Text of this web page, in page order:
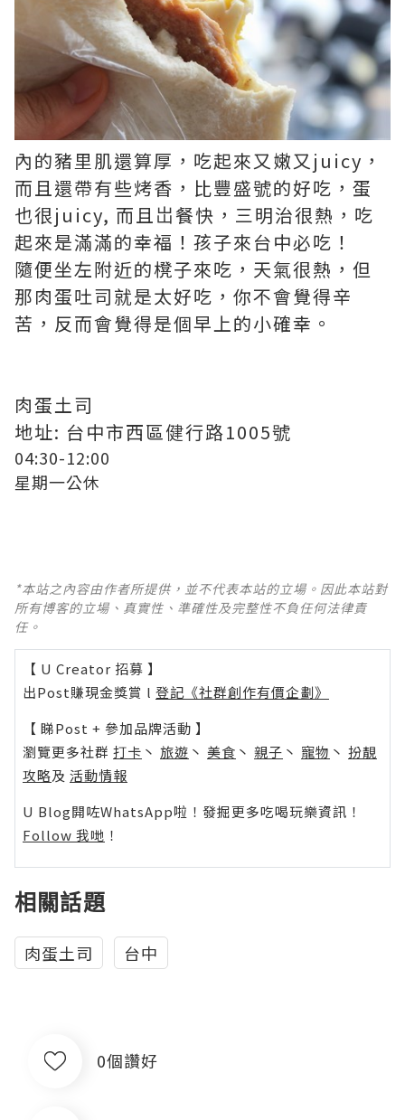
內的豬里肌還算厚，吃起來又嫩又juicy，
而且還帶有些烤香，比豐盛號的好吃，蛋
也很juicy, 而且岀餐快，三明治很熱，吃
起來是滿滿的幸福！孩子來台中必吃！
隨便坐左附近的櫈子來吃，天氣很熱，但
那肉蛋吐司就是太好吃，你不會覺得辛
苦，反而會覺得是個早上的小確幸。
肉蛋土司
地址: 台中市西區健行路1005號
04:30-12:00
星期一公休
*本站之內容由作者所提供，並不代表本站的立場。因此本站對
所有博客的立場、真實性、準確性及完整性不負任何法律責
任。
【 U Creator 招募 】
出Post賺現金獎賞 l 登記《社群創作有價企劃》
【 睇Post + 參加品牌活動 】
瀏覽更多社群 打卡 丶 旅遊 丶 美食 丶 親子 丶 寵物 丶 扮靚
攻略及 活動情報
U Blog開咗WhatsApp啦！發掘更多吃喝玩樂資訊！
Follow 我哋 ！
相關話題
肉蛋土司 台中
0個讚好